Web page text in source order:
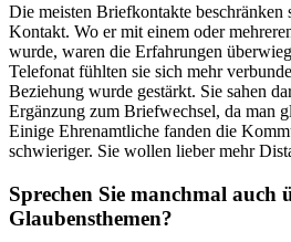
Die meisten Briefkontakte beschränken
Kontakt. Wo er mit einem oder
wurde, waren die Erfahrungen
Telefonat fühlten sie sich mehr
Beziehung wurde gestärkt. Sie sahen
Ergänzung zum Briefwechsel, da man
Einige Ehrenamtliche fanden die
schwieriger. Sie wollen lieber mehr
Sprechen Sie manchmal auch
Glaubensthemen?